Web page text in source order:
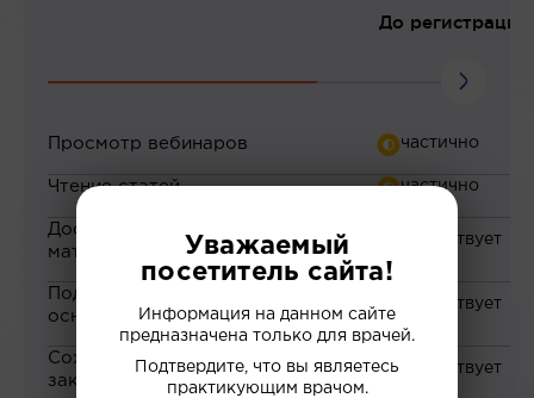
До регистрации
Просмотр вебинаров
Чтение статей
Доступ к закрытым
материалам
Подборка материалов на
основе ваших интересов
Сохранение материалов в
закладки
Уважаемый
посетитель сайта!
Информация на данном сайте
предназначена только для врачей.
Подтвердите, что вы являетесь
практикующим врачом.